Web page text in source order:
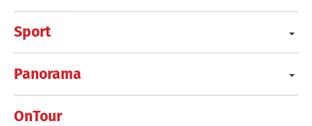
Sport
Panorama
OnTour